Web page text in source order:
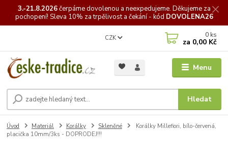
3.-21.8.2026čerpámedovolenou a neexpedujeme. Děkujeme za
pochopení! Sleva 10% za trpělivost a čekání - kód DOVOLENA26
Menu
CZK
Hledat
0 ks
za 0,00 Kč
Úvod Materiál Korálky Skleněné
Korálky Millefiori, bílo-červená,
placička 10mm/3ks - DOPRODEJ!!!